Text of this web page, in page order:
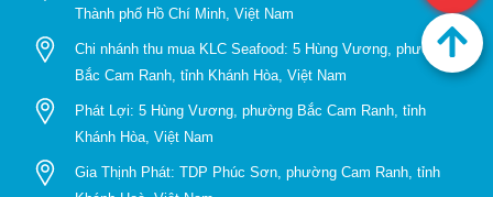
Thành phố Hồ Chí Minh, Việt Nam
Chi nhánh thu mua KLC Seafood: 5 Hùng Vương, phường
Bắc Cam Ranh, tỉnh Khánh Hòa, Việt Nam
Phát Lợi: 5 Hùng Vương, phường Bắc Cam Ranh, tỉnh
Khánh Hòa, Việt Nam
Gia Thịnh Phát: TDP Phúc Sơn, phường Cam Ranh, tỉnh